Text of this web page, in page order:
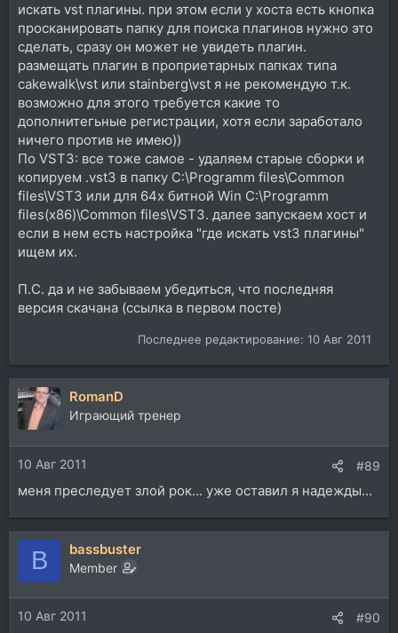
искать vst плагины. при этом если у хоста есть кнопка
просканировать папку для поиска плагинов нужно это
сделать, сразу он может не увидеть плагин.
размещать плагин в проприетарных папках типа
cakewalk\vst или stainberg\vst я не рекомендую т.к.
возможно для этого требуется какие то
дополнитегьные регистрации, хотя если заработало
ничего против не имею))
По VST3: все тоже самое - удаляем старые сборки и
копируем .vst3 в папку С:\Programm files\Common
files\VST3 или для 64х битной Win С:\Programm
files(x86)\Common files\VST3. далее запускаем хост и
если в нем есть настройка "где искать vst3 плагины"
ищем их.
П.С. да и не забываем убедиться, что последняя
версия скачана (ссылка в первом посте)
Последнее редактирование: 10 Авг 2011
RomanD
Играющий тренер
10 Авг 2011 #89
меня преследует злой рок... уже оставил я надежды...
B bassbuster
Member
10 Авг 2011 #90